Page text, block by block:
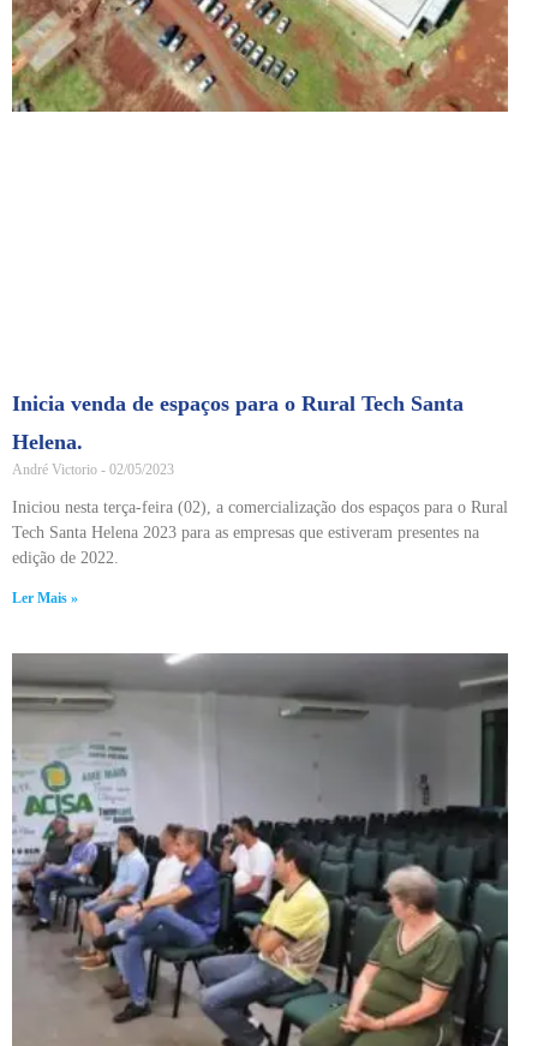
Inicia venda de espaços para o Rural Tech Santa
Helena.
André Victorio 02/05/2023
Iniciou nesta terça-feira (02), a comercialização dos espaços para o Rural
Tech Santa Helena 2023 para as empresas que estiveram presentes na
edição de 2022.
Ler Mais »